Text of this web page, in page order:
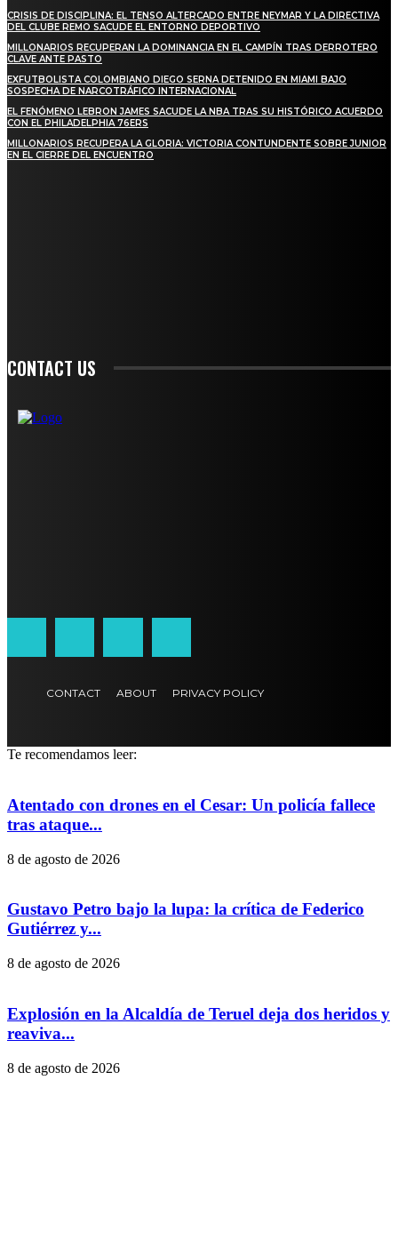
CRISIS DE DISCIPLINA: EL TENSO ALTERCADO ENTRE NEYMAR Y LA DIRECTIVA
DEL CLUBE REMO SACUDE EL ENTORNO DEPORTIVO
MILLONARIOS RECUPERAN LA DOMINANCIA EN EL CAMPÍN TRAS DERROTERO
CLAVE ANTE PASTO
EXFUTBOLISTA COLOMBIANO DIEGO SERNA DETENIDO EN MIAMI BAJO
SOSPECHA DE NARCOTRÁFICO INTERNACIONAL
EL FENÓMENO LEBRON JAMES SACUDE LA NBA TRAS SU HISTÓRICO ACUERDO
CON EL PHILADELPHIA 76ERS
MILLONARIOS RECUPERA LA GLORIA: VICTORIA CONTUNDENTE SOBRE JUNIOR
EN EL CIERRE DEL ENCUENTRO
CONTACT US
CONTACT ABOUT PRIVACY POLICY
Te recomendamos leer:
Atentado con drones en el Cesar: Un policía fallece
tras ataque...
8 de agosto de 2026
Gustavo Petro bajo la lupa: la crítica de Federico
Gutiérrez y...
8 de agosto de 2026
Explosión en la Alcaldía de Teruel deja dos heridos y
reaviva...
8 de agosto de 2026